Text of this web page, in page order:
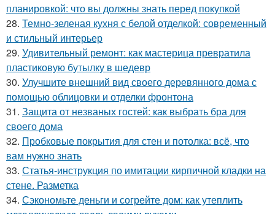
планировкой: что вы должны знать перед покупкой
28. Темно-зеленая кухня с белой отделкой: современный
и стильный интерьер
29. Удивительный ремонт: как мастерица превратила
пластиковую бутылку в шедевр
30. Улучшите внешний вид своего деревянного дома с
помощью облицовки и отделки фронтона
31. Защита от незваных гостей: как выбрать бра для
своего дома
32. Пробковые покрытия для стен и потолка: всё, что
вам нужно знать
33. Статья-инструкция по имитации кирпичной кладки на
стене. Разметка
34. Сэкономьте деньги и согрейте дом: как утеплить